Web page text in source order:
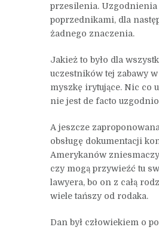
przesilenia. Uzgodnienia
poprzednikami, dla
żadnego znaczenia.
Jakież to było dla
uczestników tej zabawy
myszkę irytujące. Nic co
nie jest de facto
A jeszcze
obsługę dokumentacji
Amerykanów
czy mogą przywieźć tu
lawyera, bo on z całą
wiele tańszy od rodaka.
Dan był człowiekiem o